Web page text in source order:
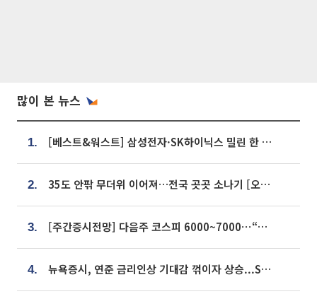
많이 본 뉴스
1. [베스트&워스트] 삼성전자·SK하이닉스 밀린 한 주…상상인증권은 85% 급등
2. 35도 안팎 무더위 이어져…전국 곳곳 소나기 [오늘 날씨]
3. [주간증시전망] 다음주 코스피 6000~7000⋯“外人 수급은 정책이 변수”
4. 뉴욕증시, 연준 금리인상 기대감 꺾이자 상승...S&P500 사상 최고치 [종합]